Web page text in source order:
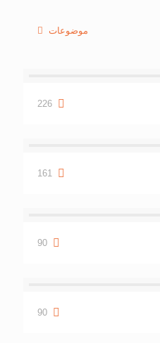
موضوعات
226
161
90
90